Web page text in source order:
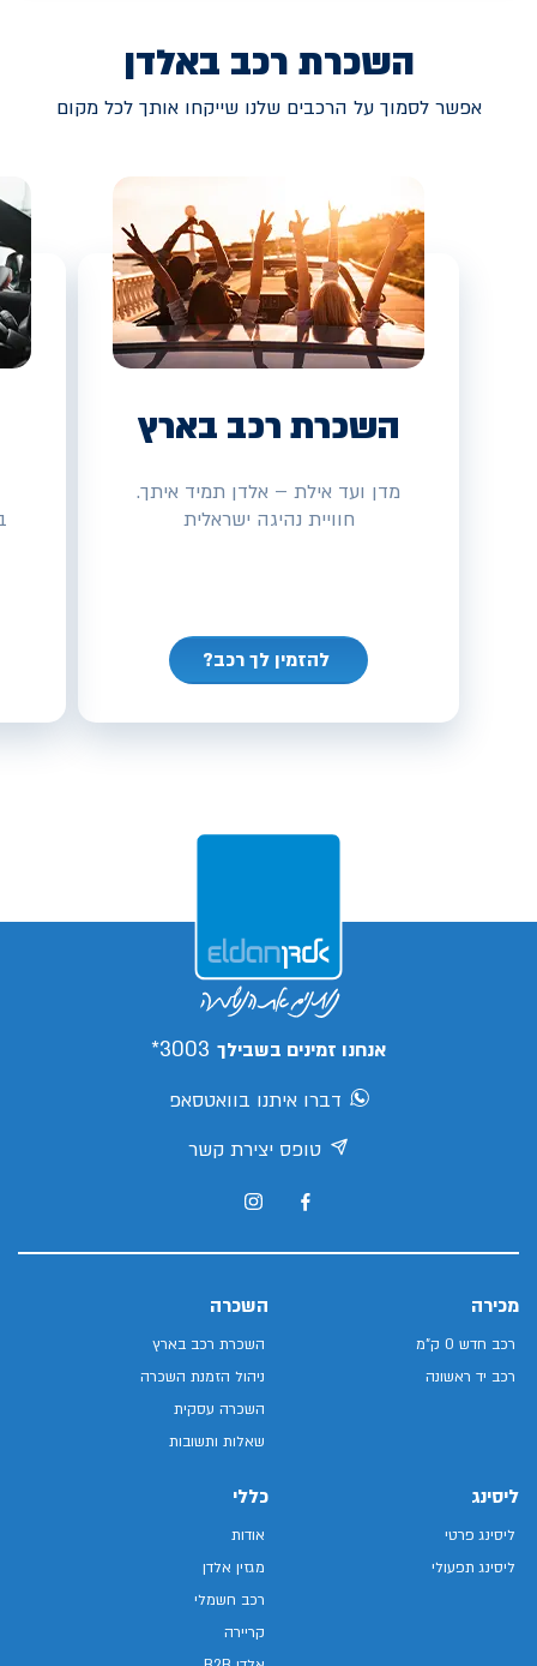
השכרת רכב באלדן
אפשר לסמוך על הרכבים שלנו שייקחו אותך לכל מקום
השכרת רכב בארץ
מדן ועד אילת – אלדן תמיד איתך.
חוויית נהיגה ישראלית
להזמין לך רכב?
אנחנו זמינים בשבילך 3003*
דברו איתנו בוואטסאפ
טופס יצירת קשר
מכירה
רכב חדש 0 ק"מ
רכב יד ראשונה
השכרה
השכרת רכב בארץ
ניהול הזמנת השכרה
השכרה עסקית
שאלות ותשובות
ליסינג
ליסינג פרטי
ליסינג תפעולי
כללי
אודות
מגזין אלדן
רכב חשמלי
קריירה